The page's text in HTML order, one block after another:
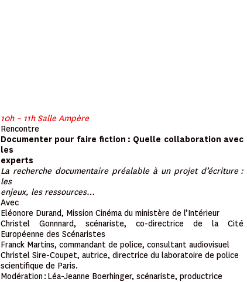
10h – 11h Salle Ampère
Rencontre
Documenter pour faire fiction : Quelle collaboration avec
les
experts
La recherche documentaire préalable à un projet d’écriture :
les
enjeux, les ressources…
Avec
Eléonore Durand, Mission Cinéma du ministère de l’Intérieur
Christel Gonnnard, scénariste, co-directrice de la Cité
Européenne des Scénaristes
Franck Martins, commandant de police, consultant audiovisuel
Christel Sire-Coupet, autrice, directrice du laboratoire de police
scientifique de Paris.
Modération : Léa-Jeanne Boerhinger, scénariste, productrice